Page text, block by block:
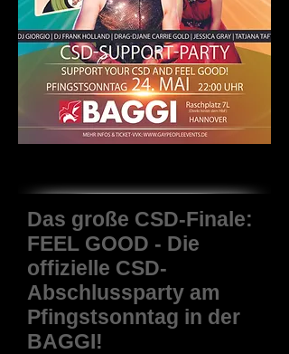
Das große CSD-Finale:
FEEL GOOD - Die
offizielle CSD-
Abschlussparty am
Pfingstsonntag in der
BAGGI!